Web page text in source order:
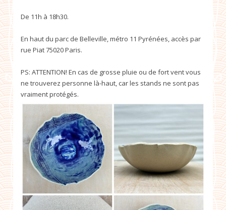
De 11h à 18h30.
En haut du parc de Belleville, métro 11 Pyrénées, accès par
rue Piat 75020 Paris.
PS: ATTENTION! En cas de grosse pluie ou de fort vent vous
ne trouverez personne là-haut, car les stands ne sont pas
vraiment protégés.